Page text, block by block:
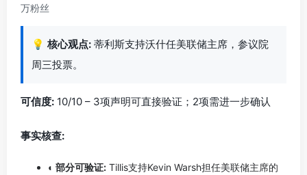
万粉丝
💡 核心观点: 蒂利斯支持沃什任美联储主席，参议院
周三投票。
可信度: 10/10 – 3项声明可直接验证；2项需进一步确认
事实核查:
◐ 部分可验证: Tillis支持Kevin Warsh担任美联储主席的